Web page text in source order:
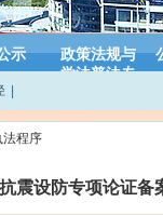
示
政策法规与
学法普法专
法程序
震设防专项论证备